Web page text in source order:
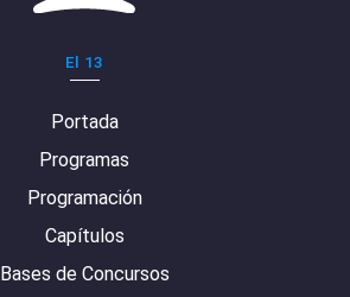
El 13
Portada
Programas
Programación
Capítulos
Bases de Concursos